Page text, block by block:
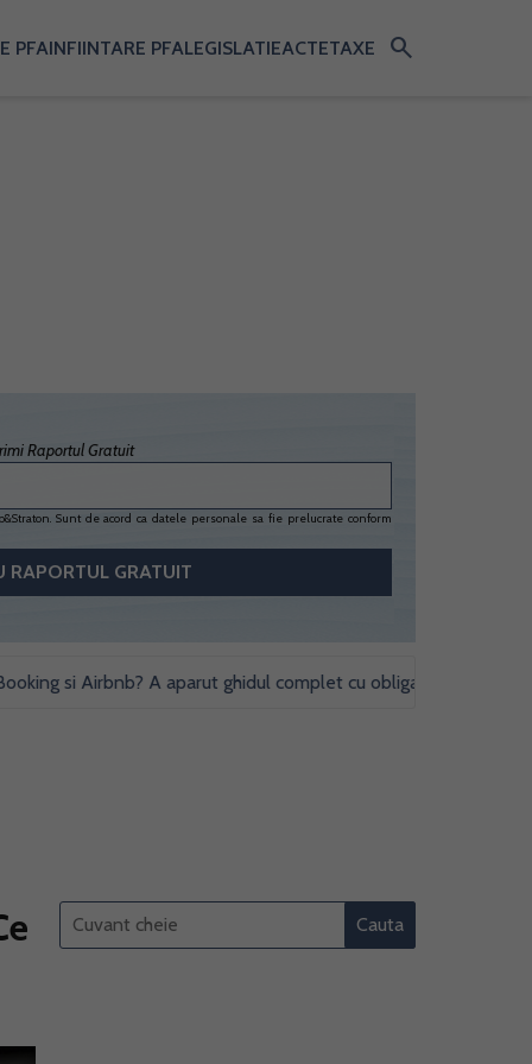
PFAINFIINTARE PFALEGISLATIEACTETAXE search
Raportul Gratuit
Sunt de acord ca datele personale sa fie prelucrate conform
si Airbnb? A aparut ghidul complet cu obligatii fiscale si studii